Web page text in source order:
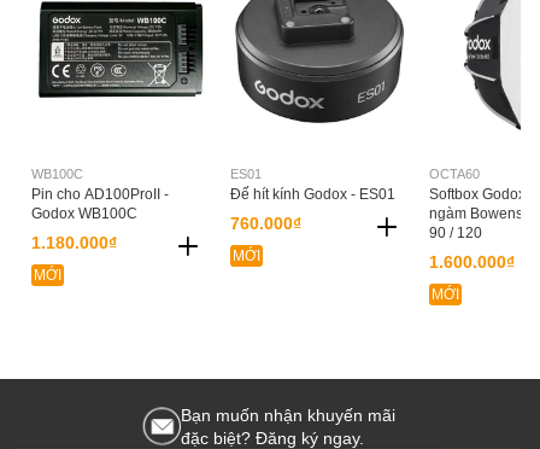
WB100C
Pin cho AD100ProII -
Godox WB100C
1.180.000₫
MỚI
ES01
Đế hít kính Godox - ES01
760.000₫
MỚI
OCTA60
Softbox Godox
ngàm Bowens -
90 / 120
1.600.000₫
MỚI
Bạn muốn nhận khuyến mãi
đặc biệt? Đăng ký ngay.